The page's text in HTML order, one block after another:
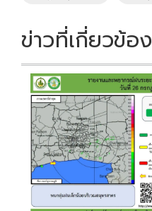
ข่าวที่เกี่ยวข้อง